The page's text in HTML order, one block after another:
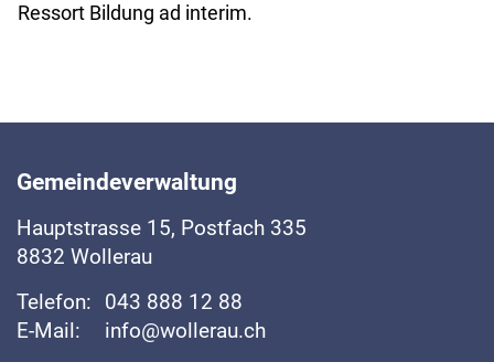
Ressort Bildung ad interim.
Gemeindeverwaltung
Hauptstrasse 15, Postfach 335
8832 Wollerau
Telefon:
043 888 12 88
E-Mail:
info@wollerau.ch